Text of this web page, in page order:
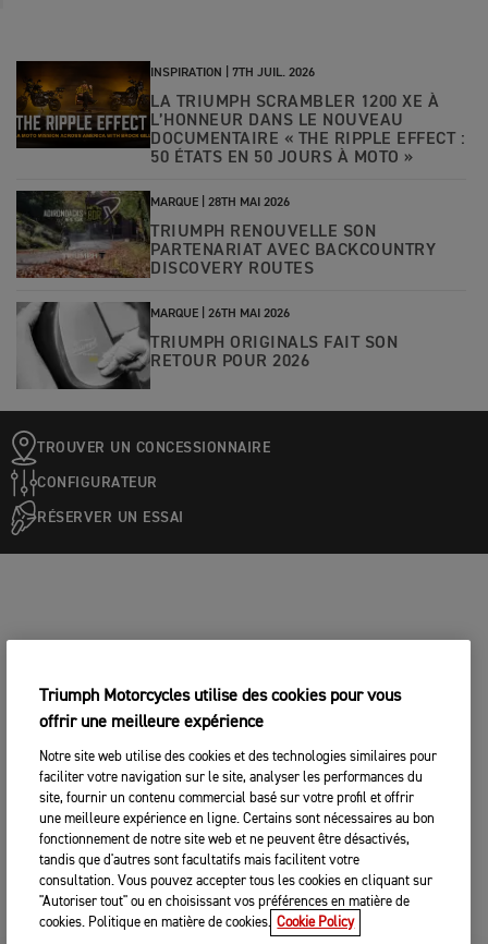
INSPIRATION | 7TH JUIL. 2026
LA TRIUMPH SCRAMBLER 1200 XE À
L’HONNEUR DANS LE NOUVEAU
DOCUMENTAIRE « THE RIPPLE EFFECT :
50 ÉTATS EN 50 JOURS À MOTO »
MARQUE | 28TH MAI 2026
TRIUMPH RENOUVELLE SON
PARTENARIAT AVEC BACKCOUNTRY
DISCOVERY ROUTES
MARQUE | 26TH MAI 2026
TRIUMPH ORIGINALS FAIT SON
RETOUR POUR 2026
TROUVER UN CONCESSIONNAIRE
CONFIGURATEUR
RÉSERVER UN ESSAI
Triumph Motorcycles utilise des cookies pour vous
offrir une meilleure expérience
Notre site web utilise des cookies et des technologies similaires pour
faciliter votre navigation sur le site, analyser les performances du
site, fournir un contenu commercial basé sur votre profil et offrir
une meilleure expérience en ligne. Certains sont nécessaires au bon
fonctionnement de notre site web et ne peuvent être désactivés,
tandis que d'autres sont facultatifs mais facilitent votre
consultation. Vous pouvez accepter tous les cookies en cliquant sur
"Autoriser tout" ou en choisissant vos préférences en matière de
cookies. Politique en matière de cookies. Cookie Policy